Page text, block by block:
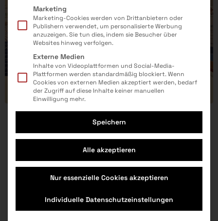
MINT-Berufe
Strahlende Gesichter beim
Roboterwettbewerb
18.11.2024|Informatik, MINTinside, Roboterwettbewerb,
SchülerInnenwettbewerb, Technik,
Marketing
Marketing-Cookies werden von Drittanbietern oder
Publishern verwendet, um personalisierte Werbung
anzuzeigen. Sie tun dies, indem sie Besucher über
Websites hinweg verfolgen.
Externe Medien
Inhalte von Videoplattformen und Social-Media-
Plattformen werden standardmäßig blockiert. Wenn
Cookies von externen Medien akzeptiert werden, bedarf
der Zugriff auf diese Inhalte keiner manuellen
Einwilligung mehr.
Speichern
Alle akzeptieren
Nur essenzielle Cookies akzeptieren
Individuelle Datenschutzeinstellungen